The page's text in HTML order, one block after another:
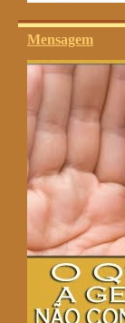
Mensagem